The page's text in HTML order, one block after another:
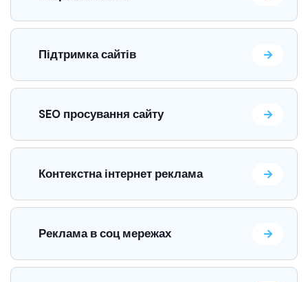
Підтримка сайтів
SEO просування сайту
Контекстна інтернет реклама
Реклама в соц мережах